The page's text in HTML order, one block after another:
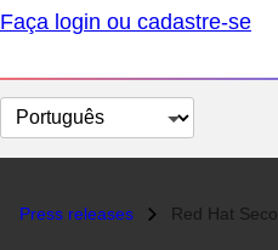
Faça login ou cadastre-se
Selecionar
idioma
Press releases Red Hat Second